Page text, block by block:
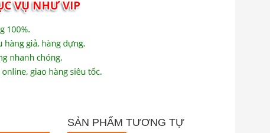
SẢN PHẨM TƯƠNG TỰ